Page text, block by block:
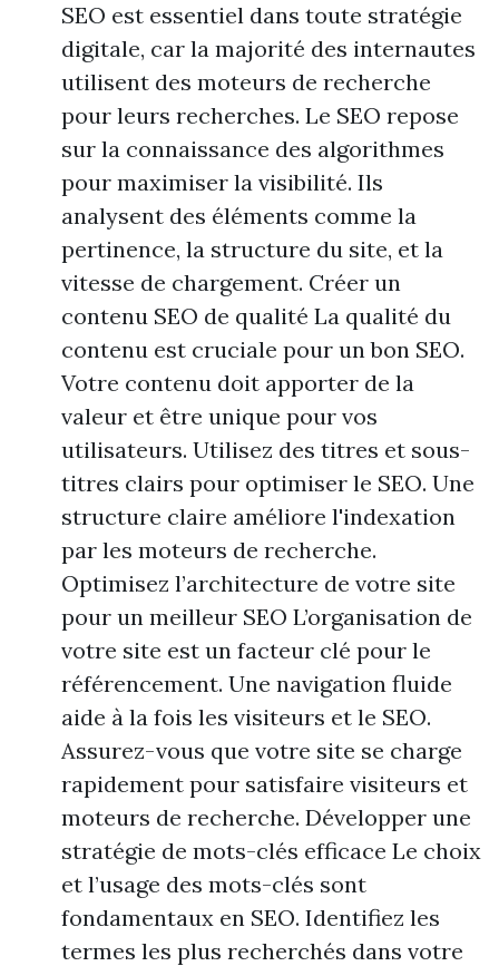
SEO est essentiel dans toute stratégie
digitale, car la majorité des internautes
utilisent des moteurs de recherche
pour leurs recherches. Le SEO repose
sur la connaissance des algorithmes
pour maximiser la visibilité. Ils
analysent des éléments comme la
pertinence, la structure du site, et la
vitesse de chargement. Créer un
contenu SEO de qualité La qualité du
contenu est cruciale pour un bon SEO.
Votre contenu doit apporter de la
valeur et être unique pour vos
utilisateurs. Utilisez des titres et sous-
titres clairs pour optimiser le SEO. Une
structure claire améliore l'indexation
par les moteurs de recherche.
Optimisez l’architecture de votre site
pour un meilleur SEO L’organisation de
votre site est un facteur clé pour le
référencement. Une navigation fluide
aide à la fois les visiteurs et le SEO.
Assurez-vous que votre site se charge
rapidement pour satisfaire visiteurs et
moteurs de recherche. Développer une
stratégie de mots-clés efficace Le choix
et l’usage des mots-clés sont
fondamentaux en SEO. Identifiez les
termes les plus recherchés dans votre